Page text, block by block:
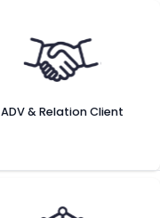
ADV & Relation Client